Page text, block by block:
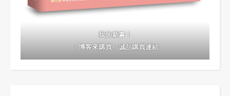
我的新書！
｜博客來購買｜誠品購買連結